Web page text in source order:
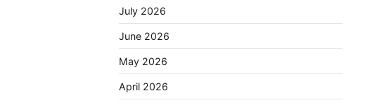
July 2026
June 2026
May 2026
April 2026